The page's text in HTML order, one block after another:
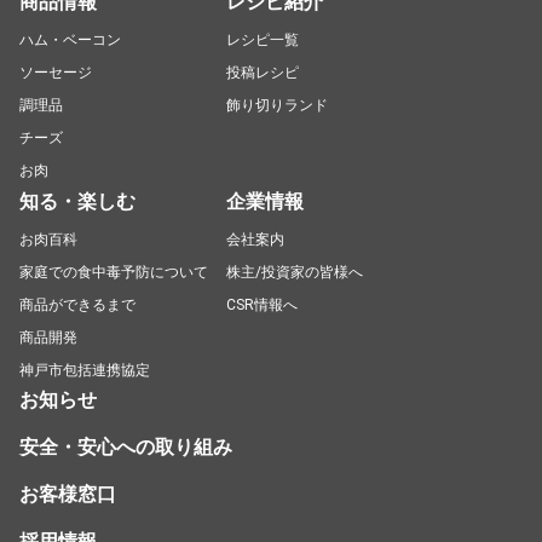
ハム・ベーコン
ソーセージ
調理品
チーズ
お肉
レシピ一覧
投稿レシピ
飾り切りランド
知る・楽しむ
お肉百科
家庭での食中毒予防について
商品ができるまで
商品開発
神戸市包括連携協定
企業情報
会社案内
株主/投資家の皆様へ
CSR情報へ
お知らせ
安全・安心への取り組み
お客様窓口